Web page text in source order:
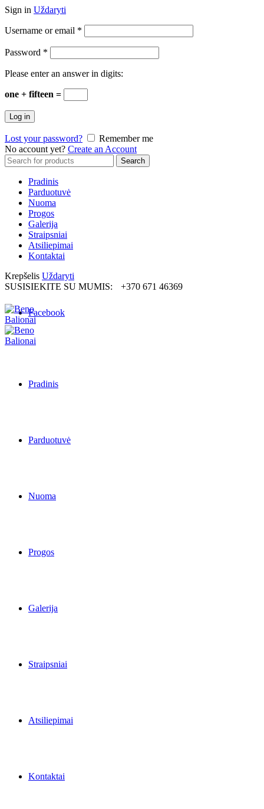
Sign in Uždaryti
Username or email *
Password *
Please enter an answer in digits:
one + fifteen =
Log in
Lost your password?
Remember me
No account yet? Create an Account
Search
for:
Search
Pradinis
Parduotuvė
Nuoma
Progos
Galerija
Straipsniai
Atsiliepimai
Kontaktai
Krepšelis Uždaryti
SUSISIEKITE SU MUMIS:
+370 671 46369
Facebook
Pradinis
Parduotuvė
Nuoma
Progos
Galerija
Straipsniai
Atsiliepimai
Kontaktai